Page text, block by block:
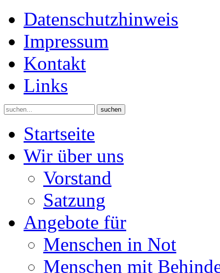
Datenschutzhinweis
Impressum
Kontakt
Links
suchen
Startseite
Wir über uns
Vorstand
Satzung
Angebote für
Menschen in Not
Menschen mit